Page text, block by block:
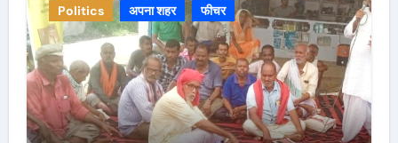
Politics अपना शहर फीचर